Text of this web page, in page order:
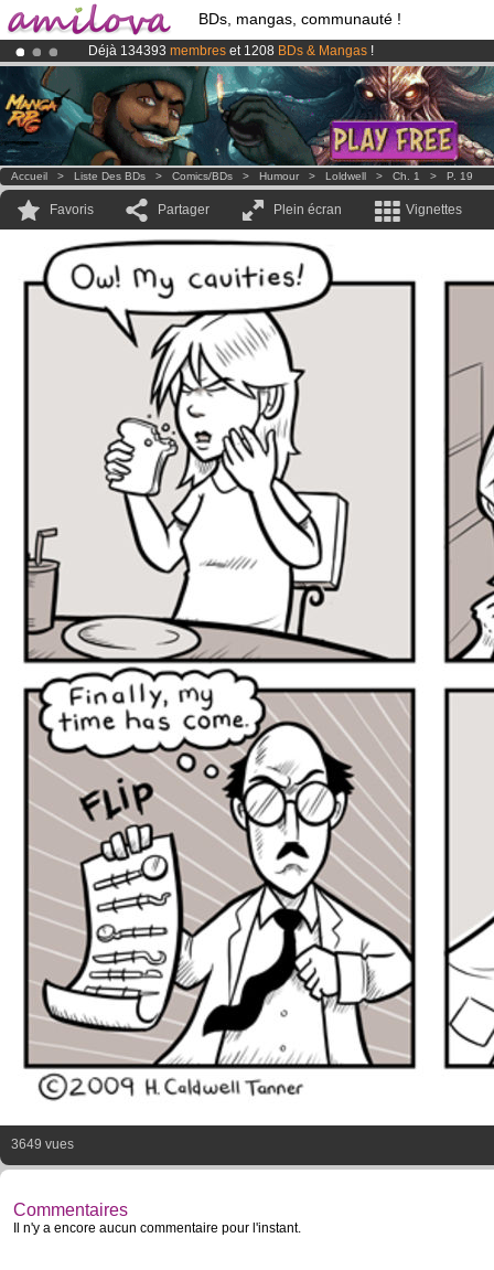
BDs, mangas, communauté !
Déjà 134393 membres et 1208 BDs & Mangas !
LeKickstarter Amilova est désormais lancé!.
Abonnement premium: à partir de
3.95 eurospar mois !Clique ici
Accueil > Liste Des BDs > Comics/BDs > Humour > Loldwell > Ch. 1 > P. 19
Favoris Partager Plein écran Vignettes
3649 vues
Commentaires
Il n'y a encore aucun commentaire pour l'instant.